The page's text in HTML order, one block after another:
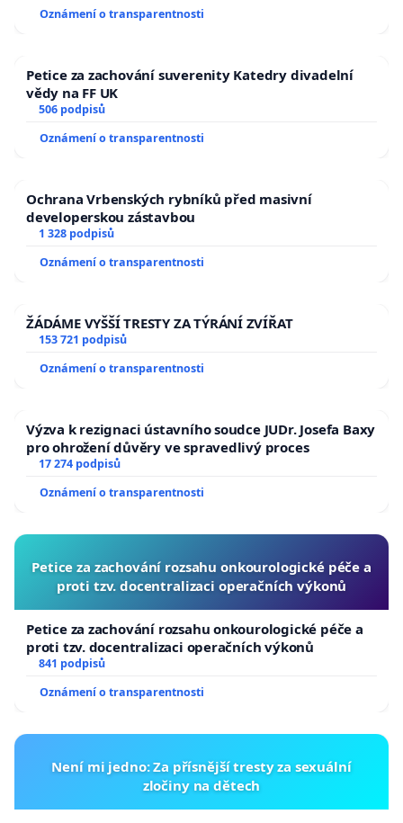
mandátu.
Oznámení o transparentnosti
Petice za zachování suverenity Katedry divadelní
vědy na FF UK
506 podpisů
Oznámení o transparentnosti
Ochrana Vrbenských rybníků před masivní
developerskou zástavbou
1 328 podpisů
Oznámení o transparentnosti
ŽÁDÁME VYŠŠÍ TRESTY ZA TÝRÁNÍ ZVÍŘAT
153 721 podpisů
Oznámení o transparentnosti
Výzva k rezignaci ústavního soudce JUDr. Josefa Baxy
pro ohrožení důvěry ve spravedlivý proces
17 274 podpisů
Oznámení o transparentnosti
Petice za zachování rozsahu onkourologické péče a
proti tzv. docentralizaci operačních výkonů
Petice za zachování rozsahu onkourologické péče a
proti tzv. docentralizaci operačních výkonů
841 podpisů
Oznámení o transparentnosti
Není mi jedno: Za přísnější tresty za sexuální
zločiny na dětech